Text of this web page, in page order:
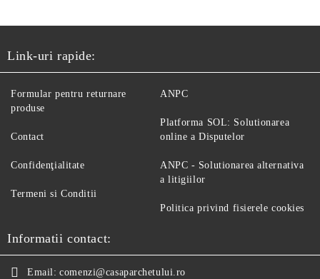
Link-uri rapide:
Formular pentru returnare
produse
Contact
Confidenţialitate
Termeni si Conditii
ANPC
Platforma SOL: Solutionarea
online a Disputelor
ANPC - Solutionarea alternativa
a litigiilor
Politica privind fisierele cookies
Informatii contact:
Email: comenzi@casaparchetului.ro